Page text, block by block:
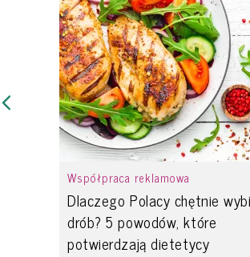
Współpraca reklamowa
Dlaczego Polacy chętnie
drób? 5 powodów, które
potwierdzają dietetycy